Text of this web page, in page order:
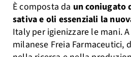
È composta da un coniugato
sativa e oli essenziali la
Italy per igienizzare le mani.
milanese Freia Farmaceutici,